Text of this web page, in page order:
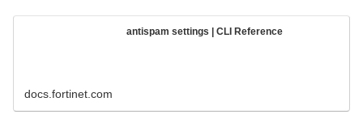
antispam settings | CLI Reference
docs.fortinet.com